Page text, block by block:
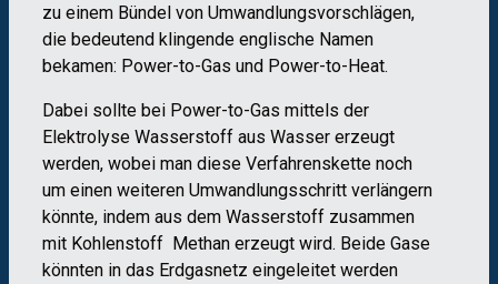
zu einem Bündel von Umwandlungsvorschlägen,
die bedeutend klingende englische Namen
bekamen: Power-to-Gas und Power-to-Heat.
Dabei sollte bei Power-to-Gas mittels der
Elektrolyse Wasserstoff aus Wasser erzeugt
werden, wobei man diese Verfahrenskette noch
um einen weiteren Umwandlungsschritt verlängern
könnte, indem aus dem Wasserstoff zusammen
mit Kohlenstoff Methan erzeugt wird. Beide Gase
könnten in das Erdgasnetz eingeleitet werden